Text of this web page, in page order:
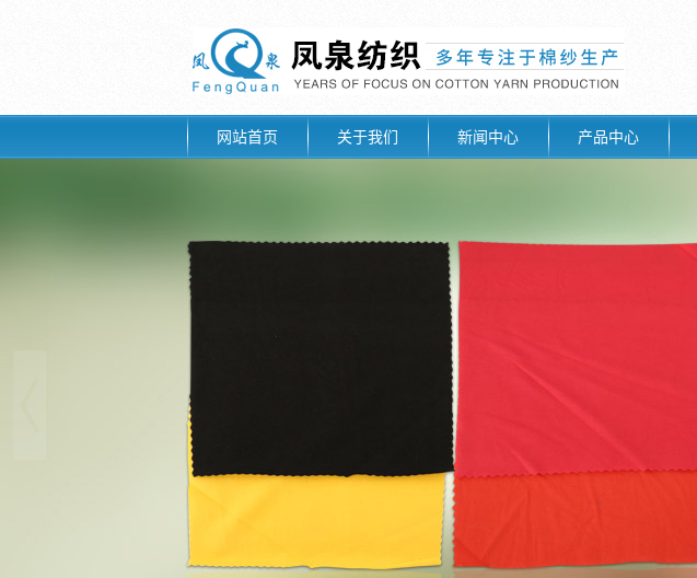
网站首页 关于我们 新闻中心 产品中心